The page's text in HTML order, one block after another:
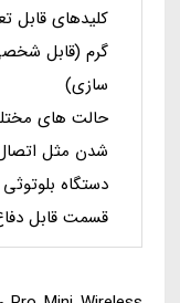
کلیدهای قابل
گرم (قابل
سازی)
شدن مثل
دستگاه بلوتوثی
قسمت قابل